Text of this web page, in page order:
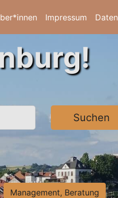
Impressum
Suchen
Management, Beratung